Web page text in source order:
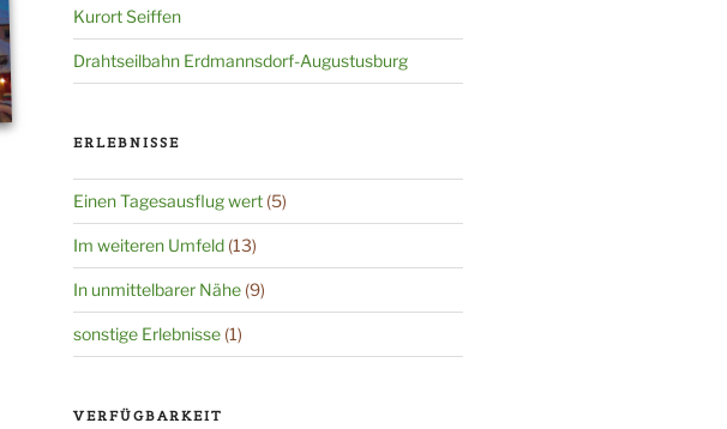
Kurort Seiffen
Drahtseilbahn Erdmannsdorf-Augustusburg
ERLEBNISSE
Einen Tagesausflug wert(5)
Im weiteren Umfeld(13)
In unmittelbarer Nähe(9)
sonstige Erlebnisse(1)
VERFÜGBARKEIT